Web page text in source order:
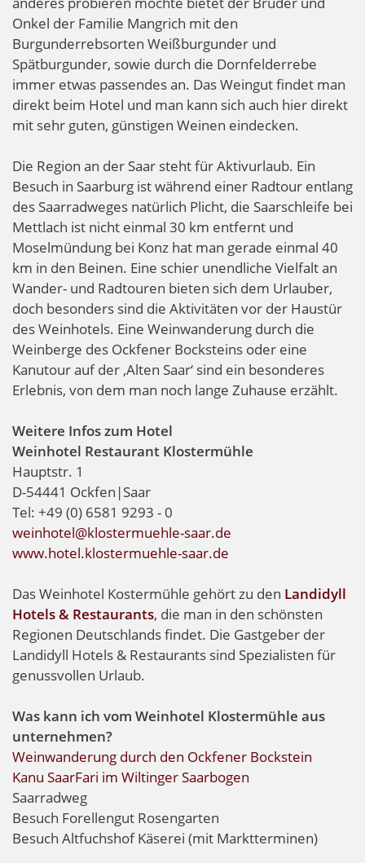
Onkel der Familie Mangrich mit den
Burgunderrebsorten Weißburgunder und
Spätburgunder, sowie durch die Dornfelderrebe
immer etwas passendes an. Das Weingut findet man
direkt beim Hotel und man kann sich auch hier direkt
mit sehr guten, günstigen Weinen eindecken.
Die Region an der Saar steht für Aktivurlaub. Ein
Besuch in Saarburg ist während einer Radtour entlang
des Saarradweges natürlich Plicht, die Saarschleife bei
Mettlach ist nicht einmal 30 km entfernt und
Moselmündung bei Konz hat man gerade einmal 40
km in den Beinen. Eine schier unendliche Vielfalt an
Wander- und Radtouren bieten sich dem Urlauber,
doch besonders sind die Aktivitäten vor der Haustür
des Weinhotels. Eine Weinwanderung durch die
Weinberge des Ockfener Bocksteins oder eine
Kanutour auf der ‚Alten Saar‘ sind ein besonderes
Erlebnis, von dem man noch lange Zuhause erzählt.
Weitere Infos zum Hotel
Weinhotel Restaurant Klostermühle
Hauptstr. 1
D-54441 Ockfen|Saar
Tel: +49 (0) 6581 9293 - 0
weinhotel@klostermuehle-saar.de
www.hotel.klostermuehle-saar.de
Das Weinhotel Kostermühle gehört zu den Landidyll
Hotels & Restaurants, die man in den schönsten
Regionen Deutschlands findet. Die Gastgeber der
Landidyll Hotels & Restaurants sind Spezialisten für
genussvollen Urlaub.
Was kann ich vom Weinhotel Klostermühle aus
unternehmen?
Weinwanderung durch den Ockfener Bockstein
Kanu SaarFari im Wiltinger Saarbogen
Saarradweg
Besuch Forellengut Rosengarten
Besuch Altfuchshof Käserei (mit Marktterminen)